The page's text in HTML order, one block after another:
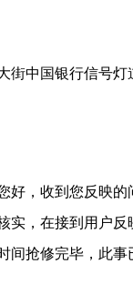
街中国银行信号
好，收到您反映
，在接到用户反
间抢修完毕，此